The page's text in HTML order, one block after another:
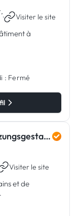
· Visiter le site
à
: Fermé
Langen die Bad- & Heizungsgestalter
Visiter le site
et de